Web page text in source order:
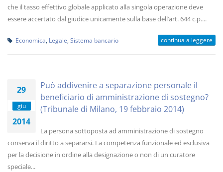
che il tasso effettivo globale applicato alla singola operazione deve
essere accertato dal giudice unicamente sulla base dell’art. 644 c.p....
Economica Legale Sistema bancario continua a leggere
29
giu
2014
Può addivenire a separazione personale il
beneficiario di amministrazione di sostegno?
(Tribunale di Milano, 19 febbraio 2014)
La persona sottoposta ad amministrazione di sostegno
conserva il diritto a separarsi. La competenza funzionale ed esclusiva
per la decisione in ordine alla designazione o non di un curatore
speciale...